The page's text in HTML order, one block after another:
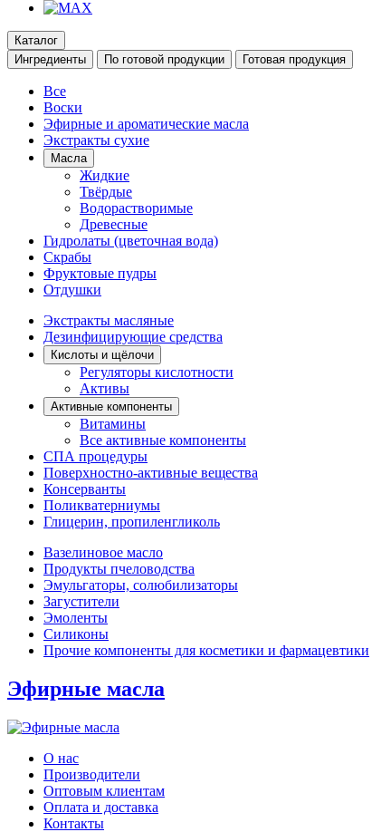
Каталог
Ингредиенты
По готовой продукции Готовая продукция
Все
Воски
Эфирные и ароматические масла
Экстракты сухие
Масла
Жидкие
Твёрдые
Водорастворимые
Древесные
Гидролаты (цветочная вода)
Скрабы
Фруктовые пудры
Отдушки
Экстракты масляные
Дезинфицирующие средства
Кислоты и щёлочи
Регуляторы кислотности
Активы
Активные компоненты
Витамины
Все активные компоненты
СПА процедуры
Поверхностно-активные вещества
Консерванты
Поликватерниумы
Глицерин, пропиленгликоль
Вазелиновое масло
Продукты пчеловодства
Эмульгаторы, солюбилизаторы
Загустители
Эмоленты
Силиконы
Прочие компоненты для косметики и фармацевтики
Эфирные масла
О нас
Производители
Оптовым клиентам
Оплата и доставка
Контакты